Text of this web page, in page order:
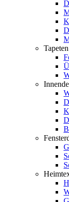
Tapeten